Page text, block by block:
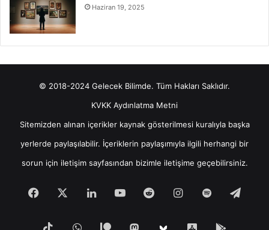
Haziran 19, 2025
© 2018-2024 Gelecek Bilimde. Tüm Hakları Saklıdır.
KVKK Aydınlatma Metni
Sitemizden alınan içerikler kaynak gösterilmesi kuralıyla başka
yerlerde paylaşılabilir. İçeriklerin paylaşımıyla ilgili herhangi bir
sorun için iletişimsayfasından bizimle iletişime geçebilirsiniz.
Facebook LinkedInYouTubeRedditInstagram
Spotify
TikTokWhatsApp
PatreonMastodon iOS